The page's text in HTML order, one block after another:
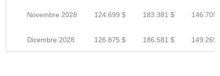
Novembre 2028 124.699 $ 183.381 $ 146.705
Dicembre 2028 126.875 $ 186.581 $ 149.265